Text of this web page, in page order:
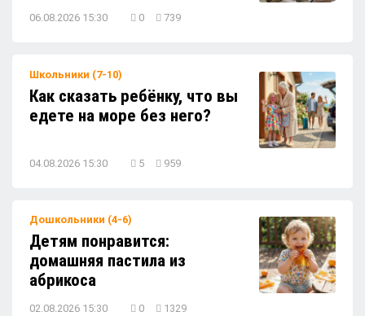
Как мягко и эффективно отучить ребёнка
1 — 2 лет от подгузников?
06.08.2026 15:30 0 739
Школьники (7-10)
Как сказать ребёнку, что вы
едете на море без него?
04.08.2026 15:30 5 959
Дошкольники (4-6)
Детям понравится:
домашняя пастила из
абрикоса
02.08.2026 15:30 0 1329